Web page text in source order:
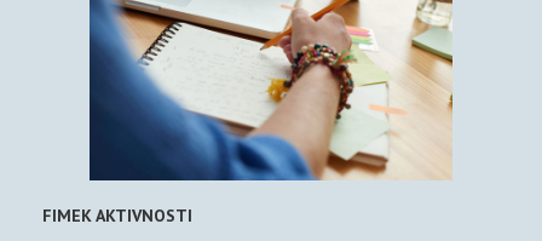
FIMEK AKTIVNOSTI